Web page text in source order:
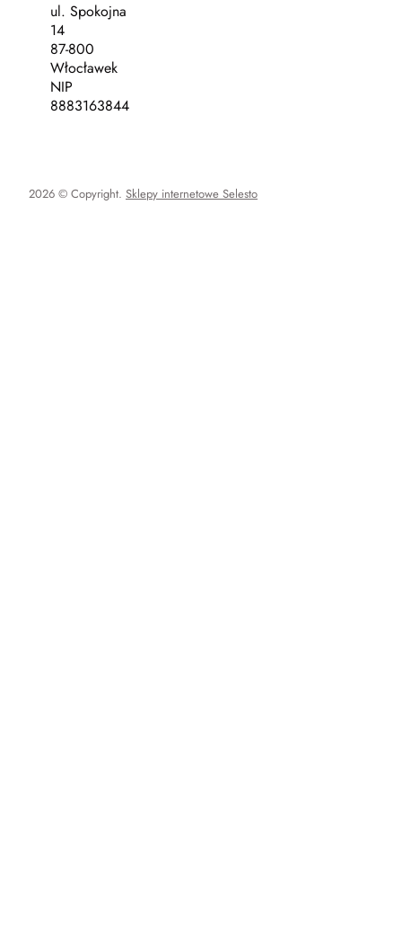
ul. Spokojna
14
87-800
Włocławek
NIP
8883163844
2026 © Copyright. Sklepy internetowe Selesto